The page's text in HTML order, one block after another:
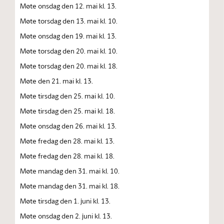
Møte onsdag den 12. mai kl. 13.
Møte torsdag den 13. mai kl. 10.
Møte onsdag den 19. mai kl. 13.
Møte torsdag den 20. mai kl. 10.
Møte torsdag den 20. mai kl. 18.
Møte den 21. mai kl. 13.
Møte tirsdag den 25. mai kl. 10.
Møte tirsdag den 25. mai kl. 18.
Møte onsdag den 26. mai kl. 13.
Møte fredag den 28. mai kl. 13.
Møte fredag den 28. mai kl. 18.
Møte mandag den 31. mai kl. 10.
Møte mandag den 31. mai kl. 18.
Møte tirsdag den 1. juni kl. 13.
Møte onsdag den 2. juni kl. 13.